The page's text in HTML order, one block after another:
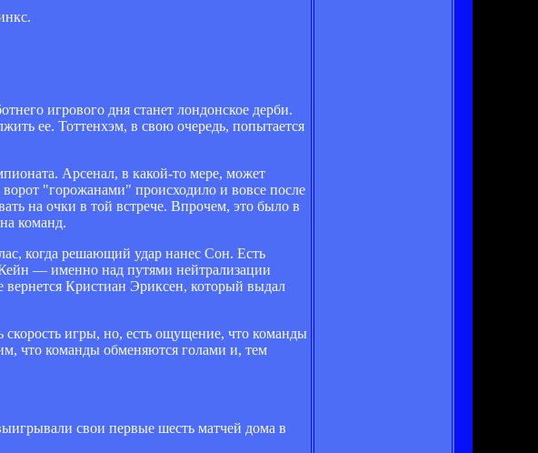
игрового дня станет лондонское дерби.
ее. Тоттенхэм, в свою очередь, попытается
Арсенал, в какой-то мере, может
ворот "горожанами" происходило и вовсе после
на очки в той встрече. Впрочем, это было в
команд.
когда решающий удар нанес Сон. Есть
— именно над путями нейтрализации
вернется Кристиан Эриксен, который выдал
скорость игры, но, есть ощущение, что команды
что команды обменяются голами и, тем
свои первые шесть матчей дома в